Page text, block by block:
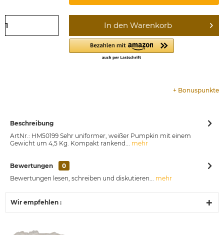
In den Warenkorb
+ Bonuspunkte
Beschreibung
ArtNr.: HM50199 Sehr uniformer, weißer Pumpkin mit einem
Gewicht um 4,5 Kg. Kompakt rankend... mehr
Bewertungen
0
Bewertungen lesen, schreiben und diskutieren... mehr
Wir empfehlen :